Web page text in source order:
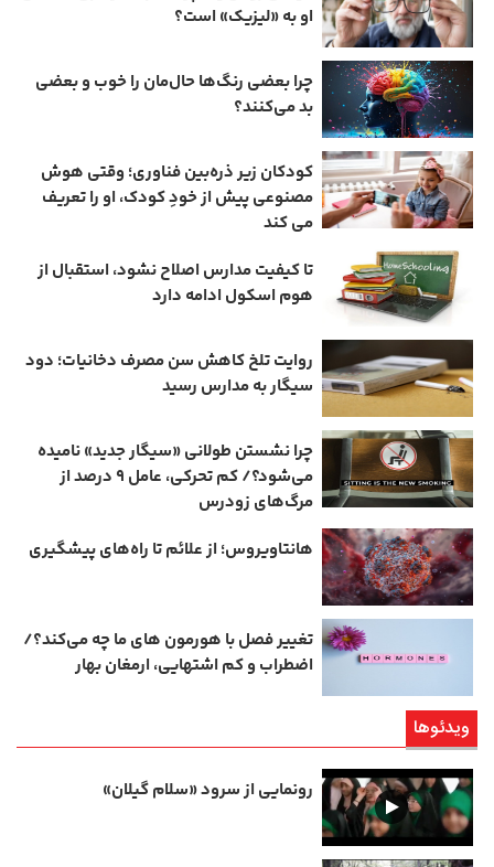
او به «لیزیک» است؟
چرا بعضی رنگ‌ها حال‌مان را خوب و بعضی
بد می‌کنند؟
کودکان زیر ذره‌بین فناوری؛ وقتی هوش
مصنوعی پیش از خودِ کودک، او را تعریف
می ‌کند
تا کیفیت مدارس اصلاح نشود، استقبال از
هوم ‌اسکول ادامه دارد
روایت تلخ کاهش سن مصرف دخانیات؛ دود
سیگار به مدارس رسید
چرا نشستن طولانی «سیگار جدید» نامیده
می‌شود؟/ کم‌ تحرکی، عامل ۹ درصد از
مرگ‌های زودرس
هانتاویروس؛ از علائم تا راه‌های پیشگیری
تغییر فصل با هورمون‌ های ما چه می‌کند؟/
اضطراب و کم‌ اشتهایی، ارمغان بهار
ویدئوها
رونمایی از سرود «سلام گیلان»